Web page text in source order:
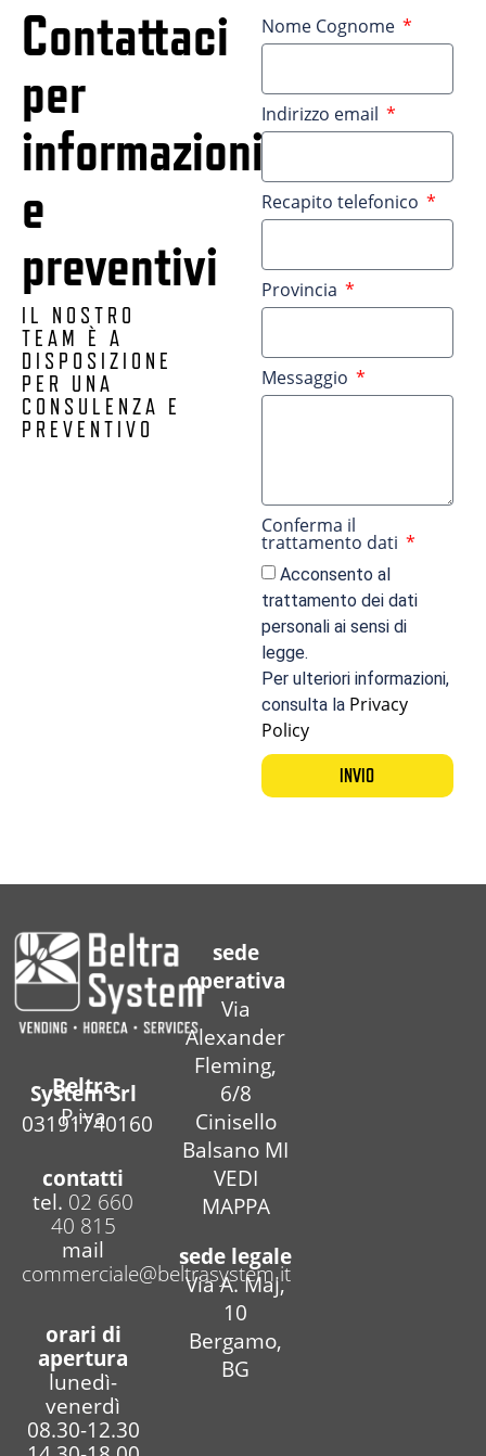
Contattaci
per
informazioni
e
preventivi
IL NOSTRO
TEAM È A
DISPOSIZIONE
PER UNA
CONSULENZA E
PREVENTIVO
Nome Cognome
Indirizzo email
Recapito telefonico
Provincia
Messaggio
Conferma il
trattamento dati
Acconsento al
trattamento dei dati
personali ai sensi di
legge.
Per ulteriori informazioni,
consulta la Privacy
Policy
INVIO
Beltra
System Srl
P.iva
03191740160
contatti
tel. 02 660
40 815
mail
commerciale@beltrasystem.it
orari di
apertura
lunedì-
venerdì
08.30-12.30
sede
operativa
Via
Alexander
Fleming,
6/8
Cinisello
Balsano MI
VEDI
MAPPA
sede legale
Via A. Maj,
10
Bergamo,
BG